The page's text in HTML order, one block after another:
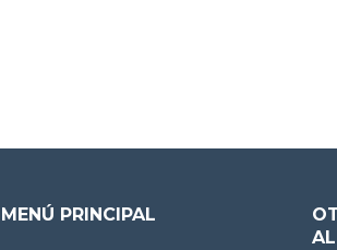
MENÚ PRINCIPAL